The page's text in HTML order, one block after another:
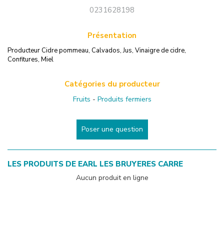
0231628198
Présentation
Producteur Cidre pommeau, Calvados, Jus, Vinaigre de cidre,
Confitures, Miel
Catégories du producteur
Fruits - Produits fermiers
Poser une question
LES PRODUITS DE EARL LES BRUYERES CARRE
Aucun produit en ligne